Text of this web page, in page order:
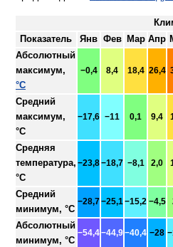
Показатель
Янв Фев Мар Апр
Абсолютный
максимум,
°C
−0,4 8,4 18,4 26,4
Средний
максимум,
°C
−17,6 −11 0,1 9,4
Средняя
температура,
°C
−23,8−18,7 −8,1 2,0
Средний
минимум, °C
−28,7−25,1−15,2 −4,5
Абсолютный
минимум, °C
−54,4−44,9−40,4 −28